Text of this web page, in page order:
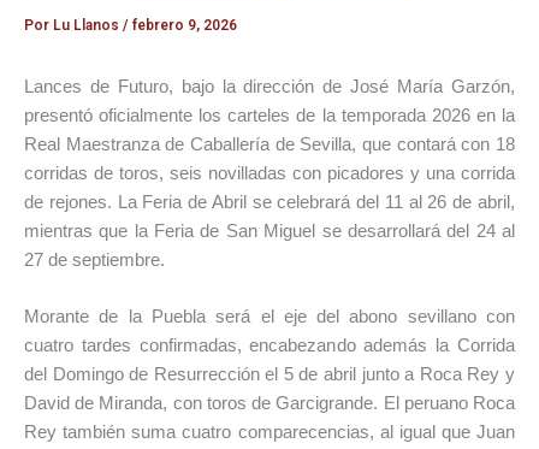
Por Lu Llanos / febrero 9, 2026
Lances de Futuro, bajo la dirección de José María Garzón,
presentó oficialmente los carteles de la temporada 2026 en la
Real Maestranza de Caballería de Sevilla, que contará con 18
corridas de toros, seis novilladas con picadores y una corrida
de rejones. La Feria de Abril se celebrará del 11 al 26 de abril,
mientras que la Feria de San Miguel se desarrollará del 24 al
27 de septiembre.
Morante de la Puebla será el eje del abono sevillano con
cuatro tardes confirmadas, encabezando además la Corrida
del Domingo de Resurrección el 5 de abril junto a Roca Rey y
David de Miranda, con toros de Garcigrande. El peruano Roca
Rey también suma cuatro comparecencias, al igual que Juan